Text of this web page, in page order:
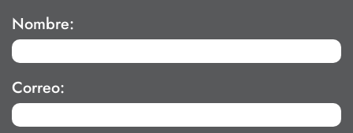
Nombre:
Correo: